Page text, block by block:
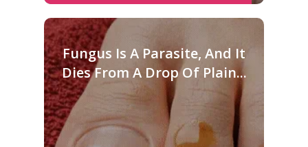
Fungus Is A Parasite, And It
Dies From A Drop Of Plain...